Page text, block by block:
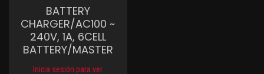
BATTERY
CHARGER/AC100 ~
240V, 1A, 6CELL
BATTERY/MASTER
Inicia sesión para ver